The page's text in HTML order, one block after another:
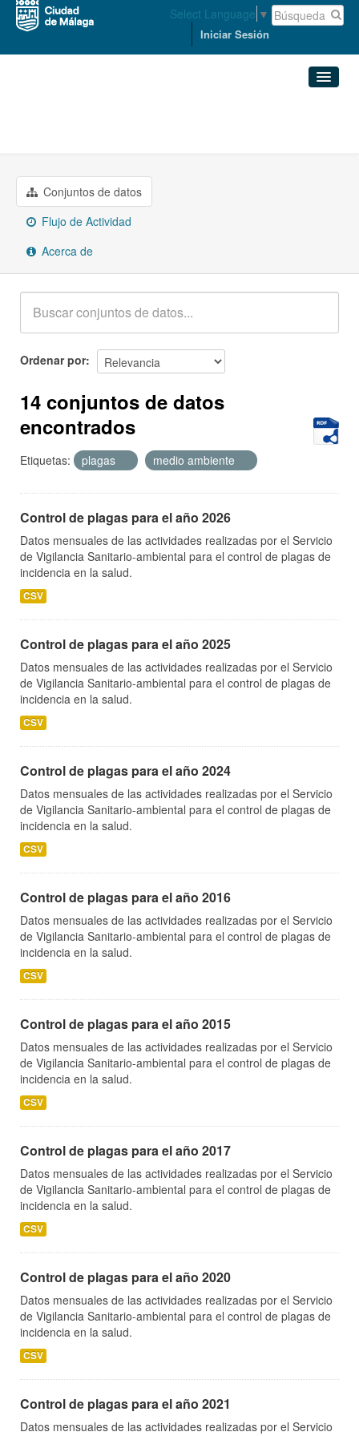
Select Language ▼
Iniciar Sesión
Grupos
Acerca de
Conjuntos de datos
Flujo de Actividad
Acerca de
Ordenar por
14 conjuntos de datos
encontrados
Etiquetas: plagas medio ambiente
Control de plagas para el año 2026
Datos mensuales de las actividades realizadas por el Servicio
de Vigilancia Sanitario-ambiental para el control de plagas de
incidencia en la salud.
CSV
Control de plagas para el año 2025
Datos mensuales de las actividades realizadas por el Servicio
de Vigilancia Sanitario-ambiental para el control de plagas de
incidencia en la salud.
CSV
Control de plagas para el año 2024
Datos mensuales de las actividades realizadas por el Servicio
de Vigilancia Sanitario-ambiental para el control de plagas de
incidencia en la salud.
CSV
Control de plagas para el año 2016
Datos mensuales de las actividades realizadas por el Servicio
de Vigilancia Sanitario-ambiental para el control de plagas de
incidencia en la salud.
CSV
Control de plagas para el año 2015
Datos mensuales de las actividades realizadas por el Servicio
de Vigilancia Sanitario-ambiental para el control de plagas de
incidencia en la salud.
CSV
Control de plagas para el año 2017
Datos mensuales de las actividades realizadas por el Servicio
de Vigilancia Sanitario-ambiental para el control de plagas de
incidencia en la salud.
CSV
Control de plagas para el año 2020
Datos mensuales de las actividades realizadas por el Servicio
de Vigilancia Sanitario-ambiental para el control de plagas de
incidencia en la salud.
CSV
Control de plagas para el año 2021
Datos mensuales de las actividades realizadas por el Servicio